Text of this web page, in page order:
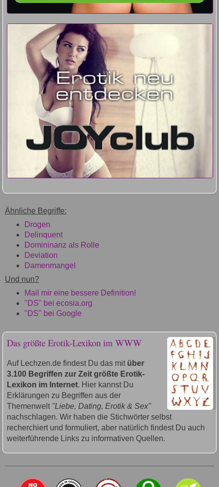
Ähnliche Begriffe:
Drogen
Delinquent
Domininanz als Rolle
Deviation
Damenmangel
Und nun?
Mail mir eine bessere Definition!
"DS" bei ecosia.org
"DS" bei Google
Das größte Erotik-Lexikon im WWW
Auf Lechzen.de findest Du das mit über
3.100 Begriffen zur Zeit größte Erotik-
Lexikon im Internet. Hier kannst Du
Erklärungen zu Begriffen aus der
Themenwelt "Liebe, Dating, Erotik & Sex"
nachschlagen. Wir haben die Stichwörter selbst
recherchiert und formuliert, aber natürlich findest Du auch
weiterführende Links zu informativen Quellen.